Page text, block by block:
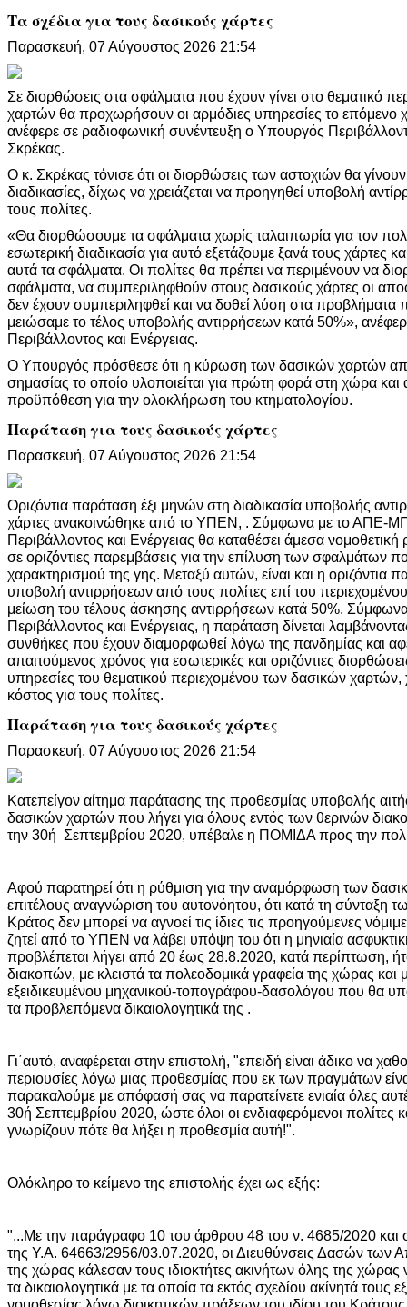
Τα σχέδια για τους δασικούς χάρτες
Παρασκευή, 07 Αύγουστος 2026 21:54
Σε διορθώσεις στα σφάλματα που έχουν γίνει στο θεματικό
χαρτών θα προχωρήσουν οι αρμόδιες υπηρεσίες το επόμενο
ανέφερε σε ραδιοφωνική συνέντευξη ο Υπουργός
Σκρέκας.
Ο κ. Σκρέκας τόνισε ότι οι διορθώσεις των αστοχιών θα γίνουν
διαδικασίες, δίχως να χρειάζεται να προηγηθεί υποβολή
τους πολίτες.
«Θα διορθώσουμε τα σφάλματα χωρίς ταλαιπωρία για τον
εσωτερική διαδικασία για αυτό εξετάζουμε ξανά τους χάρτες
αυτά τα σφάλματα. Οι πολίτες θα πρέπει να περιμένουν να
σφάλματα, να συμπεριληφθούν στους δασικούς χάρτες οι
δεν έχουν συμπεριληφθεί και να δοθεί λύση στα
μειώσαμε το τέλος υποβολής αντιρρήσεων κατά 50%»,
Περιβάλλοντος και Ενέργειας.
Ο Υπουργός πρόσθεσε ότι η κύρωση των δασικών χαρτών
σημασίας το οποίο υλοποιείται για πρώτη φορά στη χώρα και
προϋπόθεση για την ολοκλήρωση του κτηματολογίου.
Παράταση για τους δασικούς χάρτες
Παρασκευή, 07 Αύγουστος 2026 21:54
Οριζόντια παράταση έξι μηνών στη διαδικασία υποβολής
χάρτες ανακοινώθηκε από το ΥΠΕΝ, . Σύμφωνα με το ΑΠΕ-
Περιβάλλοντος και Ενέργειας θα καταθέσει άμεσα
σε οριζόντιες παρεμβάσεις για την επίλυση των σφαλμάτων
χαρακτηρισμού της γης. Μεταξύ αυτών, είναι και η οριζόντια
υποβολή αντιρρήσεων από τους πολίτες επί του
μείωση του τέλους άσκησης αντιρρήσεων κατά 50%.
Περιβάλλοντος και Ενέργειας, η παράταση δίνεται
συνθήκες που έχουν διαμορφωθεί λόγω της πανδημίας και
απαιτούμενος χρόνος για εσωτερικές και οριζόντιες
υπηρεσίες του θεματικού περιεχομένου των δασικών χαρτών,
κόστος για τους πολίτες.
Παράταση για τους δασικούς χάρτες
Παρασκευή, 07 Αύγουστος 2026 21:54
Κατεπείγον αίτημα παράτασης της προθεσμίας υποβολής
δασικών χαρτών που λήγει για όλους εντός των θερινών
την 30ή Σεπτεμβρίου 2020, υπέβαλε η ΠΟΜΙΔΑ προς την
Αφού παρατηρεί ότι η ρύθμιση για την αναμόρφωση των
επιτέλους αναγνώριση του αυτονόητου, ότι κατά τη σύνταξη
Κράτος δεν μπορεί να αγνοεί τις ίδιες τις προηγούμενες
ζητεί από το ΥΠΕΝ να λάβει υπόψη του ότι η μηνιαία
προβλέπεται λήγει από 20 έως 28.8.2020, κατά περίπτωση,
διακοπών, με κλειστά τα πολεοδομικά γραφεία της χώρας και
εξειδικευμένου μηχανικού-τοπογράφου-δασολόγου που θα
τα προβλεπόμενα δικαιολογητικά της .
Γι΄αυτό, αναφέρεται στην επιστολή, "επειδή είναι άδικο να
περιουσίες λόγω μιας προθεσμίας που εκ των πραγμάτων
παρακαλούμε με απόφασή σας να παρατείνετε ενιαία όλες
30ή Σεπτεμβρίου 2020, ώστε όλοι οι ενδιαφερόμενοι πολίτες
γνωρίζουν πότε θα λήξει η προθεσμία αυτή!".
Ολόκληρο το κείμενο της επιστολής έχει ως εξής:
"...Με την παράγραφο 10 του άρθρου 48 του ν. 4685/2020 και
της Υ.Α. 64663/2956/03.07.2020, οι Διευθύνσεις Δασών των
της χώρας κάλεσαν τους ιδιοκτήτες ακινήτων όλης της
τα δικαιολογητικά με τα οποία τα εκτός σχεδίου ακίνητά τους